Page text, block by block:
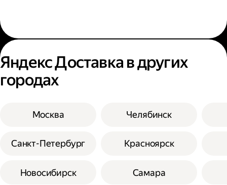
Яндекс Доставка в других
городах
Москва
Санкт-Петербург
Новосибирск
Челябинск
Красноярск
Самара